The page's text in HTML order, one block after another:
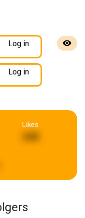
Log in
Log in
Likes
648